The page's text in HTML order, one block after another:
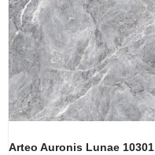
Arteo Auronis Lunae 10301